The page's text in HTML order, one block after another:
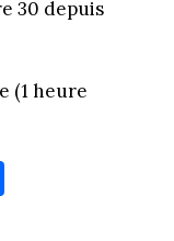
30 depuis
(1 heure
Pa